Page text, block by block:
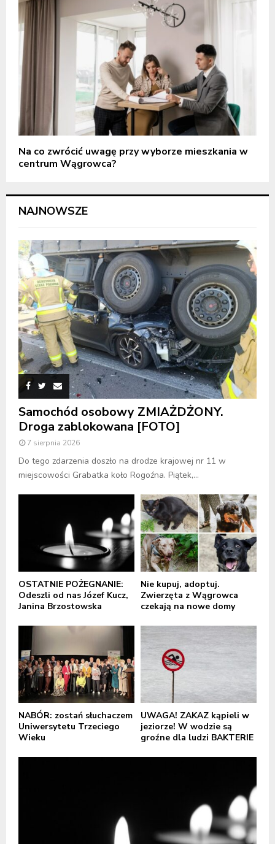
Na co zwrócić uwagę przy wyborze mieszkania w
centrum Wągrowca?
NAJNOWSZE
Samochód osobowy ZMIAŻDŻONY.
Droga zablokowana [FOTO]
7 sierpnia 2026
Do tego zdarzenia doszło na drodze krajowej nr 11 w
miejscowości Grabatka koło Rogoźna. Piątek,...
OSTATNIE POŻEGNANIE:
Odeszli od nas Józef Kucz,
Janina Brzostowska
Nie kupuj, adoptuj.
Zwierzęta z Wągrowca
czekają na nowe domy
NABÓR: zostań słuchaczem
Uniwersytetu Trzeciego
Wieku
UWAGA! ZAKAZ kąpieli w
jeziorze! W wodzie są
groźne dla ludzi BAKTERIE